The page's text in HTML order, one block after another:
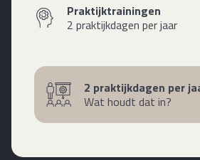
Praktijktrainingen
2 praktijkdagen per jaar
2 praktijkdagen per
Wat houdt dat in?